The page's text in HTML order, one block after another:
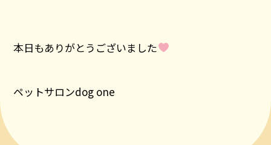
本日もありがとうございました
ペットサロンdog one